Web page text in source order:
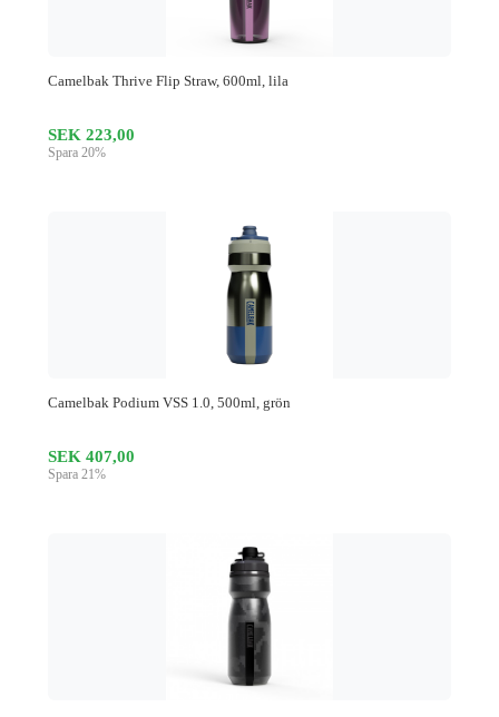
Camelbak Thrive Flip Straw, 600ml, lila
SEK 223,00
Spara 20%
Camelbak Podium VSS 1.0, 500ml, grön
SEK 407,00
Spara 21%